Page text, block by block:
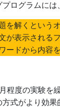
ログラムには
を解くという
が表示される
ードから内容
程度の実験を
式がより効